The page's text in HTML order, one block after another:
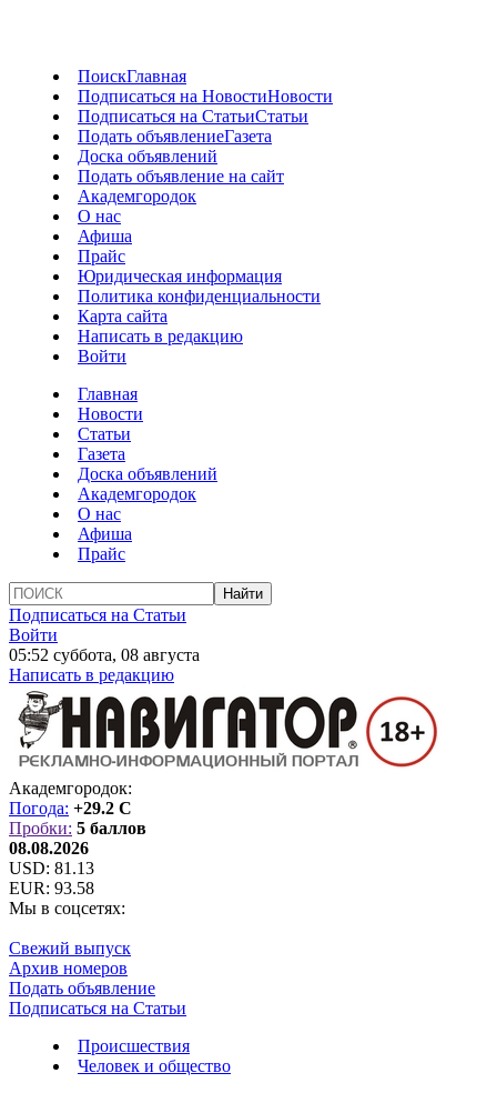
ПоискГлавная
Подписаться на НовостиНовости
Подписаться на СтатьиСтатьи
Подать объявлениеГазета
Доска объявлений
Подать объявление на сайт
Академгородок
О нас
Афиша
Прайс
Юридическая информация
Политика конфиденциальности
Карта сайта
Написать в редакцию
Войти
Главная
Новости
Статьи
Газета
Доска объявлений
Академгородок
О нас
Афиша
Прайс
Подписаться на Статьи
Войти
05:52 суббота, 08 августа
Написать в редакцию
Академгородок:
Погода: +29.2 C
Пробки: 5 баллов
08.08.2026
USD: 81.13
EUR: 93.58
Мы в соцсетях:
Свежий выпуск
Архив номеров
Подать объявление
Подписаться на Статьи
Происшествия
Человек и общество